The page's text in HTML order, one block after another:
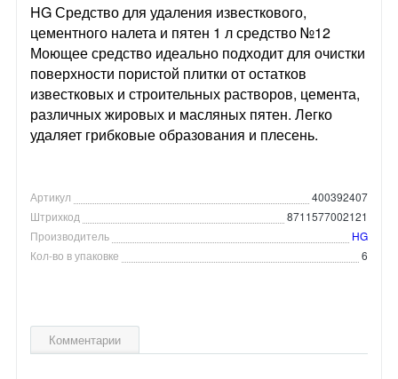
HG Средство для удаления известкового,
цементного налета и пятен 1 л средство №12
Моющее средство идеально подходит для очистки
поверхности пористой плитки от остатков
известковых и строительных растворов, цемента,
различных жировых и масляных пятен. Легко
удаляет грибковые образования и плесень.
Артикул
400392407
Штрихкод
8711577002121
Производитель
HG
Кол-во в упаковке
6
Комментарии